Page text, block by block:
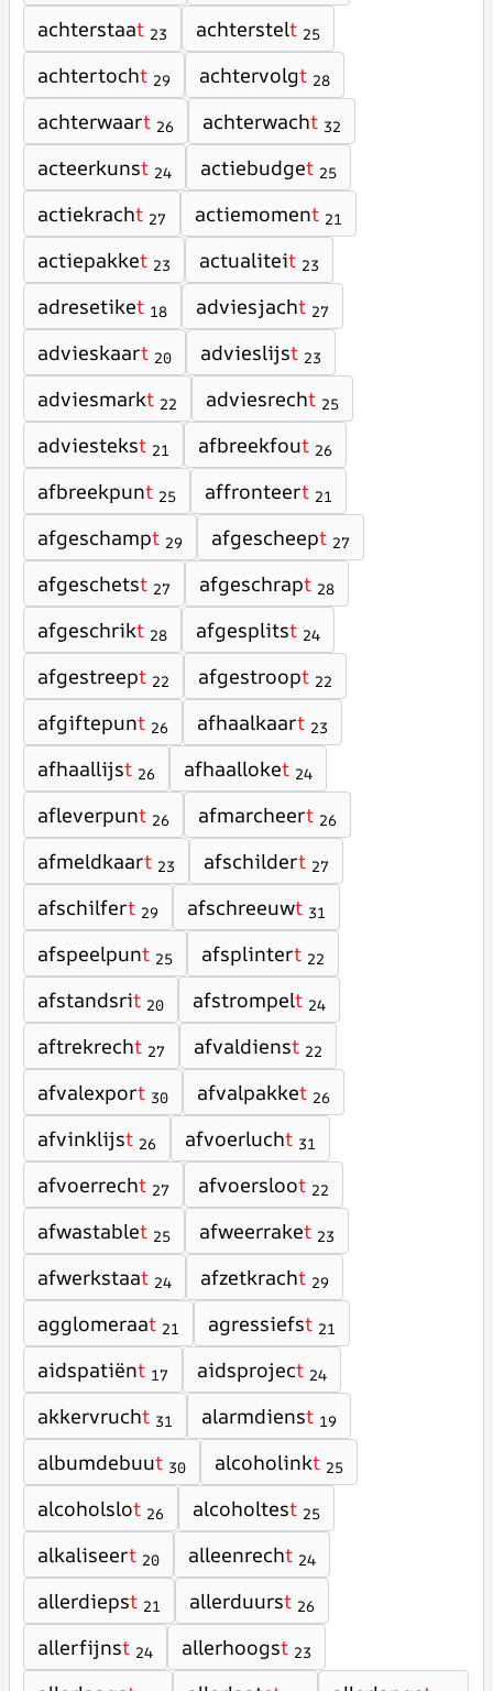
achterstaat 23 achterstelt 25
achtertocht 29 achtervolgt 28
achterwaart 26 achterwacht 32
acteerkunst 24 actiebudget 25
actiekracht 27 actiemoment 21
actiepakket 23 actualiteit 23
adresetiket 18 adviesjacht 27
advieskaart 20 advieslijst 23
adviesmarkt 22 adviesrecht 25
adviestekst 21 afbreekfout 26
afbreekpunt 25 affronteert 21
afgeschampt 29 afgescheept 27
afgeschetst 27 afgeschrapt 28
afgeschrikt 28 afgesplitst 24
afgestreept 22 afgestroopt 22
afgiftepunt 26 afhaalkaart 23
afhaallijst 26 afhaalloket 24
afleverpunt 26 afmarcheert 26
afmeldkaart 23 afschildert 27
afschilfert 29 afschreeuwt 31
afspeelpunt 25 afsplintert 22
afstandsrit 20 afstrompelt 24
aftrekrecht 27 afvaldienst 22
afvalexport 30 afvalpakket 26
afvinklijst 26 afvoerlucht 31
afvoerrecht 27 afvoersloot 22
afwastablet 25 afweerraket 23
afwerkstaat 24 afzetkracht 29
agglomeraat 21 agressiefst 21
aidspatiënt 17 aidsproject 24
akkervrucht 31 alarmdienst 19
albumdebuut 30 alcoholinkt 25
alcoholslot 26 alcoholtest 25
alkaliseert 20 alleenrecht 24
allerdiepst 21 allerduurst 26
allerfijnst 24 allerhoogst 23